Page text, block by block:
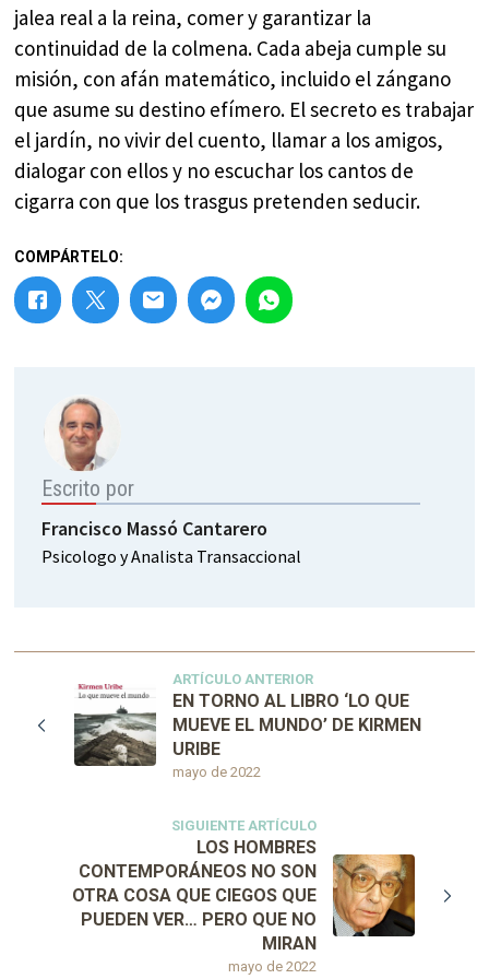
jalea real a la reina, comer y garantizar la
continuidad de la colmena. Cada abeja cumple su
misión, con afán matemático, incluido el zángano
que asume su destino efímero. El secreto es trabajar
el jardín, no vivir del cuento, llamar a los amigos,
dialogar con ellos y no escuchar los cantos de
cigarra con que los trasgus pretenden seducir.
COMPÁRTELO:
Escrito por
Francisco Massó Cantarero
Psicologo y Analista Transaccional
ARTÍCULO ANTERIOR
mayo de 2022
EN TORNO AL LIBRO ‘LO QUE
MUEVE EL MUNDO’ DE KIRMEN
URIBE
SIGUIENTE ARTÍCULO
mayo de 2022
LOS HOMBRES
CONTEMPORÁNEOS NO SON
OTRA COSA QUE CIEGOS QUE
PUEDEN VER… PERO QUE NO
MIRAN